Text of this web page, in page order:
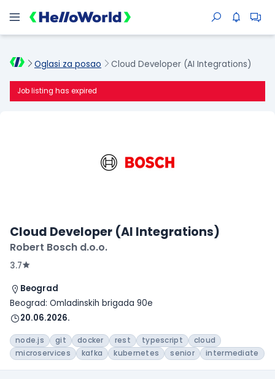
Oglasi za posao Cloud Developer (AI Integrations)
Job listing has expired
Cloud Developer (AI Integrations)
Robert Bosch d.o.o.
3.7
Beograd
Beograd: Omladinskih brigada 90e
20.06.2026.
node.js git docker rest typescript
cloud
microservices
kafka kubernetes senior intermediate